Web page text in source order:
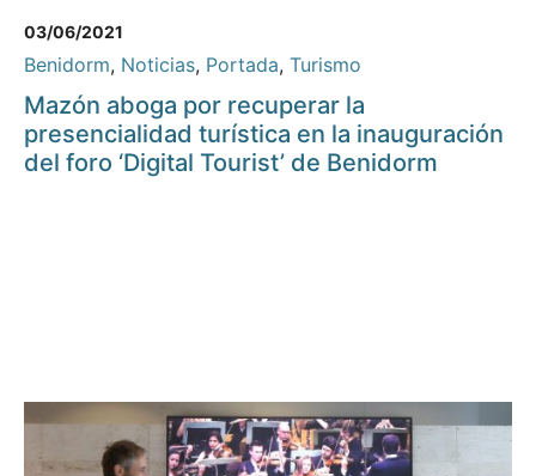
03/06/2021
Benidorm, Noticias, Portada, Turismo
Mazón aboga por recuperar la
presencialidad turística en la inauguración
del foro ‘Digital Tourist’ de Benidorm